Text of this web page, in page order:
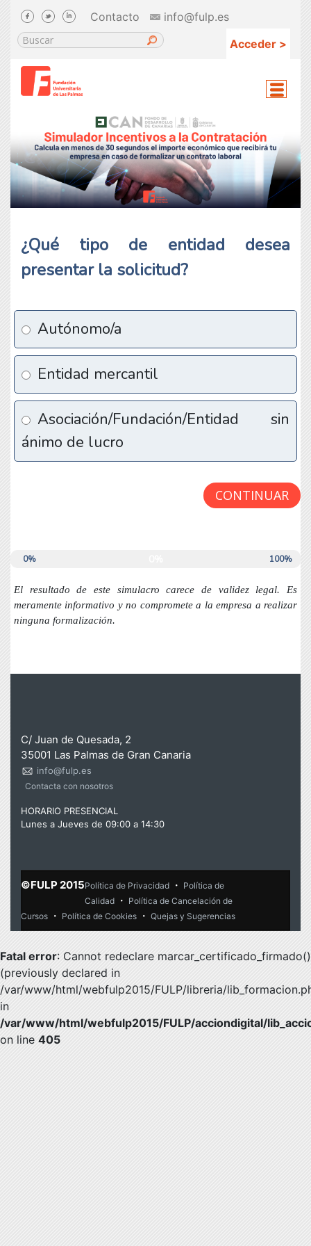
Contacto
info@fulp.es
Acceder >
¿Qué tipo de entidad desea
presentar la solicitud?
Autónomo/a
Entidad mercantil
Asociación/Fundación/Entidad sin
ánimo de lucro
0% 100%
El resultado de este simulacro carece de validez legal. Es
meramente informativo y no compromete a la empresa a realizar
ninguna formalización.
C/ Juan de Quesada, 2
35001 Las Palmas de Gran Canaria
info@fulp.es
Contacta con nosotros
HORARIO PRESENCIAL
Lunes a Jueves de 09:00 a 14:30
©FULP 2015Política de Privacidad · Política de
Calidad · Política de Cancelación de
Cursos · Política de Cookies · Quejas y Sugerencias
Fatal error: Cannot redeclare marcar_certificado_firmado()
(previously declared in
/var/www/html/webfulp2015/FULP/libreria/
in
/var/www/html/webfulp2015/FULP/acciondigital/
on line 405